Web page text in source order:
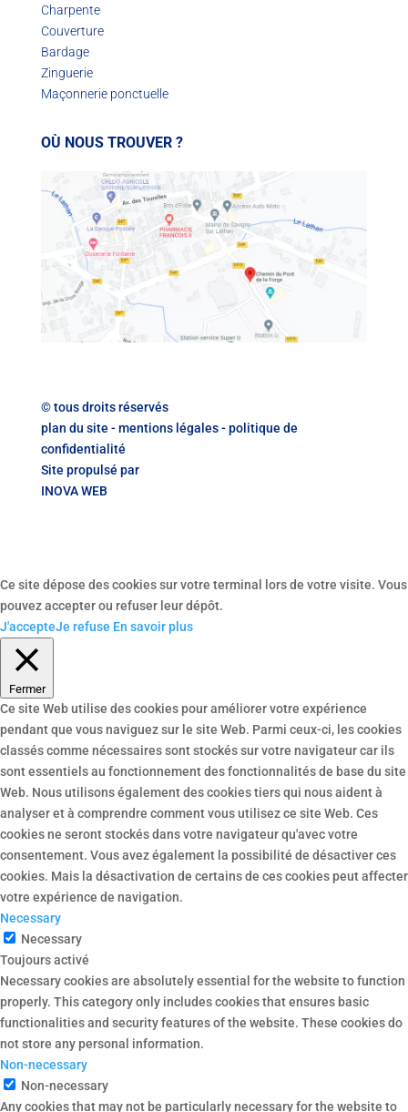
Charpente
Couverture
Bardage
Zinguerie
Maçonnerie ponctuelle
OÙ NOUS TROUVER ?
© tous droits réservés
plan du site -mentions légales-politique de
confidentialité
Site propulsé par
INOVA WEB
Ce site dépose des cookies sur votre terminal lors de votre visite. Vous
pouvez accepter ou refuser leur dépôt.
J'accepteJe refuse En savoir plus
Fermer
Ce site Web utilise des cookies pour améliorer votre expérience
pendant que vous naviguez sur le site Web. Parmi ceux-ci, les cookies
classés comme nécessaires sont stockés sur votre navigateur car ils
sont essentiels au fonctionnement des fonctionnalités de base du site
Web. Nous utilisons également des cookies tiers qui nous aident à
analyser et à comprendre comment vous utilisez ce site Web. Ces
cookies ne seront stockés dans votre navigateur qu'avec votre
consentement. Vous avez également la possibilité de désactiver ces
cookies. Mais la désactivation de certains de ces cookies peut affecter
votre expérience de navigation.
Necessary
Necessary
Toujours activé
Necessary cookies are absolutely essential for the website to function
properly. This category only includes cookies that ensures basic
functionalities and security features of the website. These cookies do
not store any personal information.
Non-necessary
Non-necessary
Any cookies that may not be particularly necessary for the website to